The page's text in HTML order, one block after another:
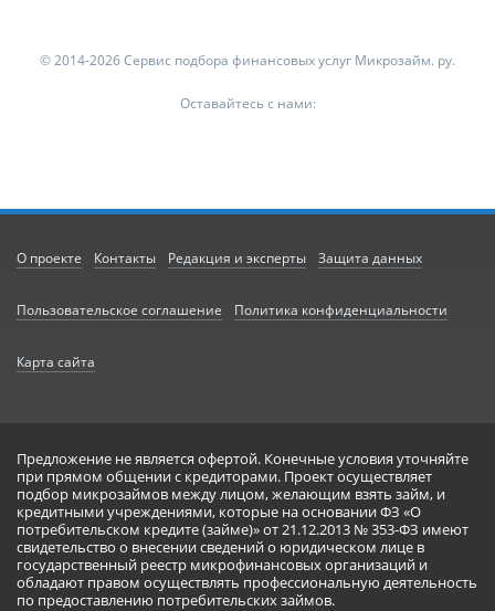
© 2014-2026 Сервис подбора финансовых услуг Микрозайм. ру.
Оставайтесь с нами:
О проекте Контакты Редакция и эксперты Защита данных
Пользовательское соглашение Политика конфиденциальности
Карта сайта
Предложение не является офертой. Конечные условия уточняйте
при прямом общении с кредиторами. Проект осуществляет
подбор микрозаймов между лицом, желающим взять займ, и
кредитными учреждениями, которые на основании ФЗ «О
потребительском кредите (займе)» от 21.12.2013 № 353-ФЗ имеют
свидетельство о внесении сведений о юридическом лице в
государственный реестр микрофинансовых организаций и
обладают правом осуществлять профессиональную деятельность
по предоставлению потребительских займов.